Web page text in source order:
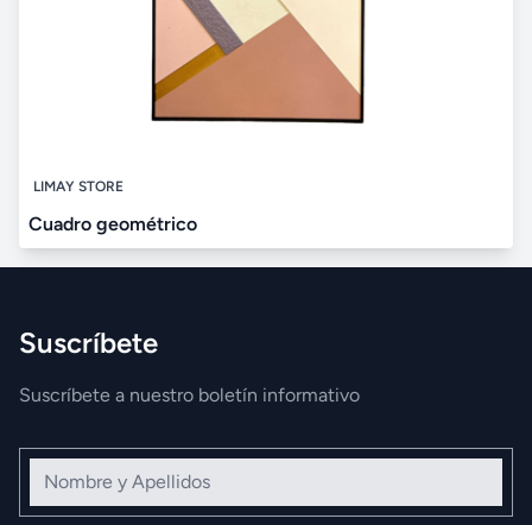
LIMAY STORE
Cuadro geométrico
Suscríbete
Suscríbete a nuestro boletín informativo
Nombre y Apellidos